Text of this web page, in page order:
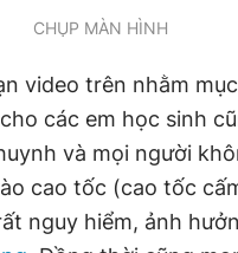
CHỤP MÀN HÌNH
video trên nhằm
các em học sinh
và mọi người
cao tốc (cao tốc
nguy hiểm, ảnh